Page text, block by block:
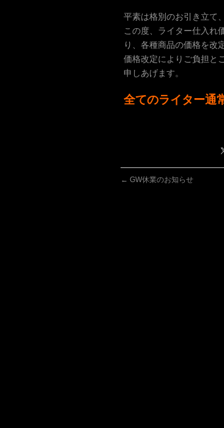
平素は格別のお引き立て
この度、ライター仕入れ
り、各種商品の価格を改
価格改定によりご負担と
申しあげます。
全てのライター
← GW休業のお知らせ